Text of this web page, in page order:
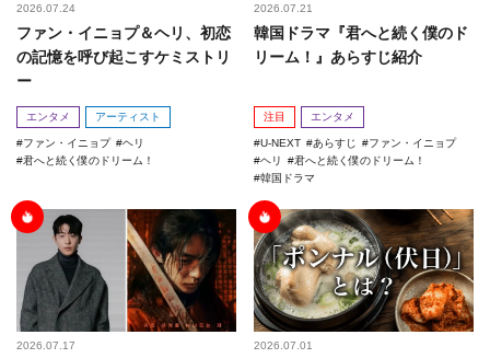
2026.07.24
ファン・イニョプ＆ヘリ、初恋
の記憶を呼び起こすケミストリ
ー
エンタメ アーティスト
ファン・イニョプ
ヘリ
君へと続く僕のドリーム！
2026.07.21
韓国ドラマ『君へと続く僕のド
リーム！』あらすじ紹介
注目 エンタメ
U-NEXT あらすじ
ファン・イニョプ
ヘリ
君へと続く僕のドリーム！
韓国ドラマ
2026.07.17 2026.07.01